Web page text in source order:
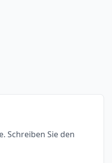
Schreiben Sie den